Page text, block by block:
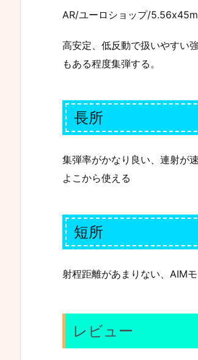
AR/ユーロショップ/
高安定、低反動で扱いやすい
もある程度集弾する。
長所
集弾率がかなり良い、連射が
よこから使える
短所
射程距離があまりない、AIM
レビュー